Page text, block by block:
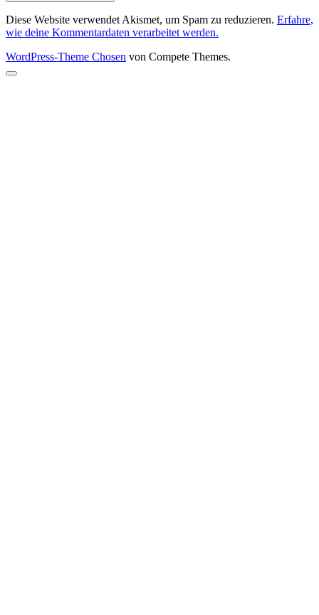
Diese Website verwendet Akismet, um Spam zu reduzieren. Erfahre,
wie deine Kommentardaten verarbeitet werden.
WordPress-Theme Chosen von Compete Themes.
Nach